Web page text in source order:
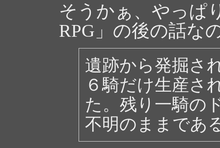
そうかぁ、やっぱ
RPG」の後の話な
遺跡から発掘さ
６騎だけ生産さ
た。残り一騎の
不明のままであ